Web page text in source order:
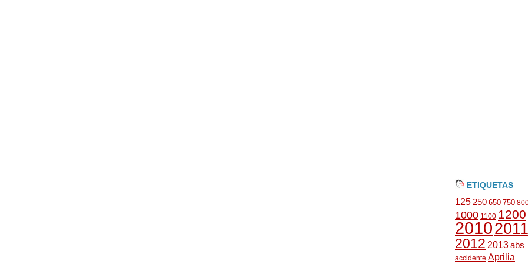
ETIQUETAS
125 250 650 750
1000 1100 1200
20102011
2012 2013abs
accidente Aprilia